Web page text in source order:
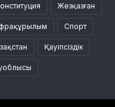
Жезқазған
Спорт
Қауіпсіздік